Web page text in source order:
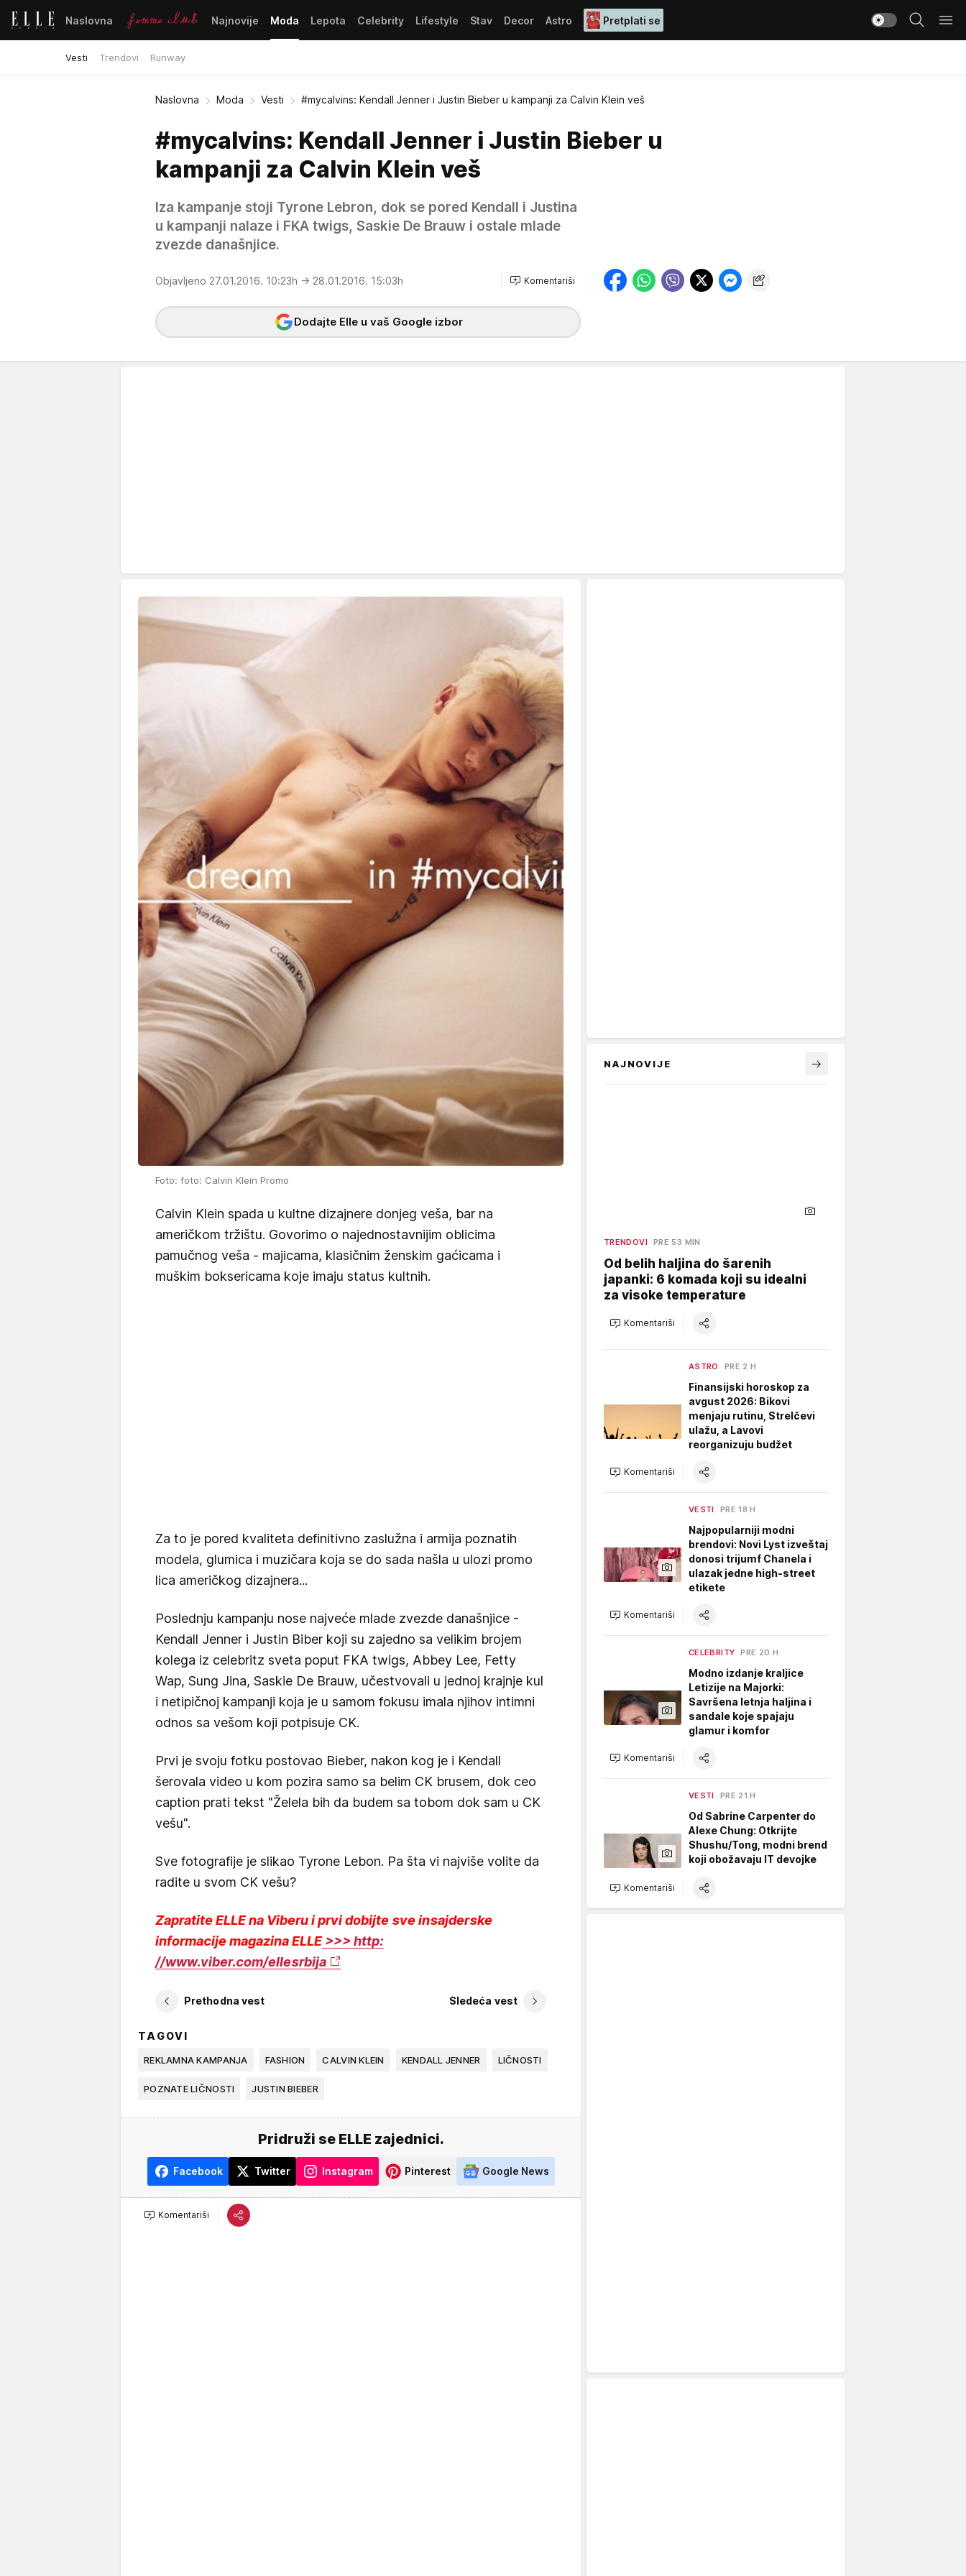
Naslovna Najnovije Moda
Vesti Trendovi Runway
Lepota Celebrity Lifestyle Stav Decor Astro Pretplati se
Naslovna Moda Vesti #mycalvins: Kendall Jenner i Justin Bieber u kampanji za Calvin Klein veš
#mycalvins: Kendall Jenner i Justin Bieber u
kampanji za Calvin Klein veš
Iza kampanje stoji Tyrone Lebron, dok se pored Kendall i Justina
u kampanji nalaze i FKA twigs, Saskie De Brauw i ostale mlade
zvezde današnjice.
Objavljeno 27.01.2016. 10:23h → 28.01.2016. 15:03h Komentariši
Dodajte Elle u vaš Google izbor
Foto: foto: Calvin Klein Promo
Calvin Klein spada u kultne dizajnere donjeg veša, bar na
američkom tržištu. Govorimo o najednostavnijim oblicima
pamučnog veša - majicama, klasičnim ženskim gaćicama i
muškim boksericama koje imaju status kultnih.
Za to je pored kvaliteta definitivno zaslužna i armija poznatih
modela, glumica i muzičara koja se do sada našla u ulozi promo
lica američkog dizajnera...
Poslednju kampanju nose najveće mlade zvezde današnjice -
Kendall Jenner i Justin Biber koji su zajedno sa velikim brojem
kolega iz celebritz sveta poput FKA twigs, Abbey Lee, Fetty
Wap, Sung Jina, Saskie De Brauw, učestvovali u jednoj krajnje kul
i netipičnoj kampanji koja je u samom fokusu imala njihov intimni
odnos sa vešom koji potpisuje CK.
Prvi je svoju fotku postovao Bieber, nakon kog je i Kendall
šerovala video u kom pozira samo sa belim CK brusem, dok ceo
caption prati tekst "Želela bih da budem sa tobom dok sam u CK
vešu".
Sve fotografije je slikao Tyrone Lebon. Pa šta vi najviše volite da
radite u svom CK vešu?
Zapratite ELLE na Viberu i prvi dobijte sve insajderske
informacije magazina ELLE>>> http:
//www.viber.com/ellesrbija
Prethodna vest Sledeća vest
TAGOVI
REKLAMNA KAMPANJA FASHION CALVIN KLEIN KENDALL JENNER LIČNOSTI
POZNATE LIČNOSTI JUSTIN BIEBER
Pridruži se ELLE zajednici.
Facebook Twitter Instagram Pinterest Google News
Komentariši
NAJNOVIJE
TRENDOVI PRE 53 MIN
Od belih haljina do šarenih
japanki: 6 komada koji su idealni
za visoke temperature
Komentariši
ASTRO PRE 2 H
Finansijski horoskop za
avgust 2026: Bikovi
menjaju rutinu, Strelčevi
ulažu, a Lavovi
reorganizuju budžet
Komentariši
VESTI PRE 18 H
Najpopularniji modni
brendovi: Novi Lyst izveštaj
donosi trijumf Chanela i
ulazak jedne high-street
etikete
Komentariši
CELEBRITY PRE 20 H
Modno izdanje kraljice
Letizije na Majorki:
Savršena letnja haljina i
sandale koje spajaju
glamur i komfor
Komentariši
VESTI PRE 21 H
Od Sabrine Carpenter do
Alexe Chung: Otkrijte
Shushu/Tong, modni brend
koji obožavaju IT devojke
Komentariši